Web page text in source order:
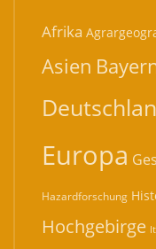
Afrika
Asien
Europa
Hazardforschung
Hochgebirge